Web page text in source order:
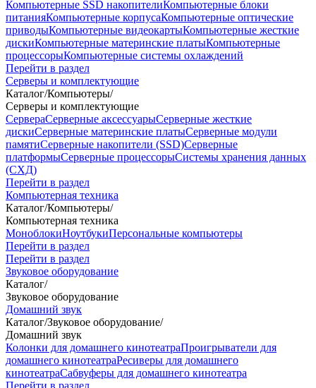
Компьютерные SSD накопителиКомпьютерные блоки
питанияКомпьютерные корпусаКомпьютерные оптические
приводыКомпьютерные видеокартыКомпьютерные жесткие
дискиКомпьютерные материнские платыКомпьютерные
процессорыКомпьютерные системы охлаждений
Перейти в раздел
Серверы и комплектующие
Каталог/Компьютеры/
Серверы и комплектующие
СервераСерверные аксессуарыСерверные жесткие
дискиСерверные материнские платыСерверные модули
памятиСерверные накопители (SSD)Серверные
платформыСерверные процессорыСистемы хранения данных
(СХД)
Перейти в раздел
Компьютерная техника
Каталог/Компьютеры/
Компьютерная техника
МоноблокиНоутбукиПерсональные компьютеры
Перейти в раздел
Перейти в раздел
Звуковое оборудование
Каталог/
Звуковое оборудование
Домашний звук
Каталог/Звуковое оборудование/
Домашний звук
Колонки для домашнего кинотеатраПроигрыватели для
домашнего кинотеатраРесиверы для домашнего
кинотеатраСабвуферы для домашнего кинотеатра
Перейти в раздел